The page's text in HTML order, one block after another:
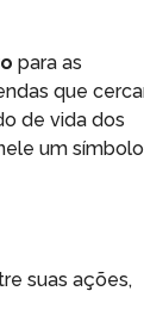
para as
que
de vida dos
um símbolo
suas ações,